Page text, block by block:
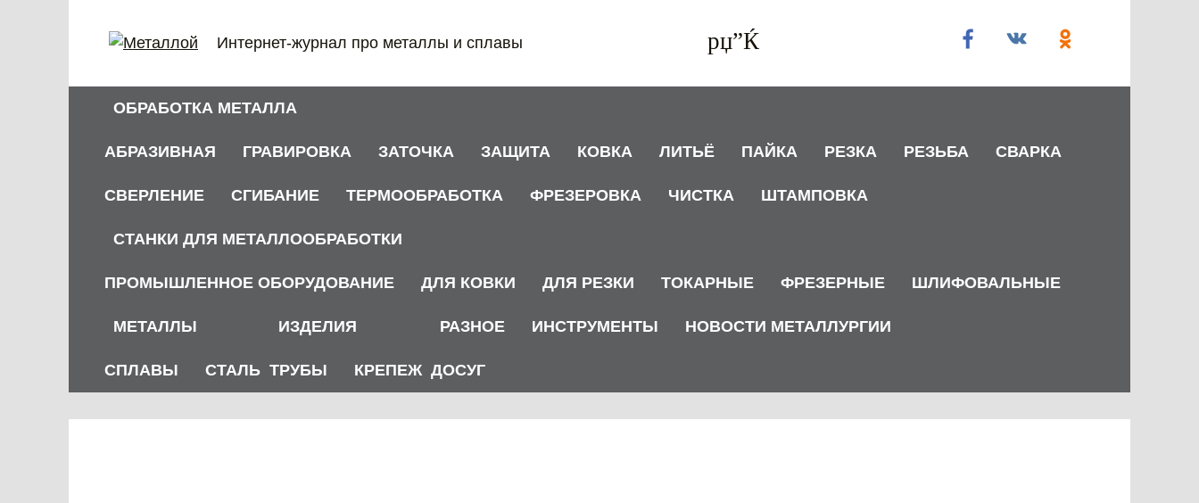
Интернет-журнал про металлы и сплавы
ОБРАБОТКА МЕТАЛЛА
АБРАЗИВНАЯ ГРАВИРОВКА ЗАТОЧКА ЗАЩИТА КОВКА ЛИТЬЁ ПАЙКА РЕЗКА РЕЗЬБА СВАРКА
СВЕРЛЕНИЕ СГИБАНИЕ ТЕРМООБРАБОТКА ФРЕЗЕРОВКА ЧИСТКА ШТАМПОВКА
СТАНКИ ДЛЯ МЕТАЛЛООБРАБОТКИ
ПРОМЫШЛЕННОЕ ОБОРУДОВАНИЕ ДЛЯ КОВКИ ДЛЯ РЕЗКИ ТОКАРНЫЕ ФРЕЗЕРНЫЕ ШЛИФОВАЛЬНЫЕ
МЕТАЛЛЫ
СПЛАВЫ СТАЛЬ
ИЗДЕЛИЯ
ТРУБЫ КРЕПЕЖ
РАЗНОЕ
ДОСУГ
ИНСТРУМЕНТЫ НОВОСТИ МЕТАЛЛУРГИИ